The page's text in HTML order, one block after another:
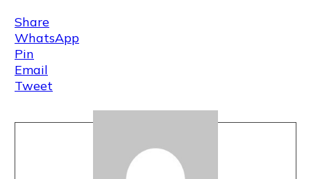
Share
WhatsApp
Pin
Email
Tweet